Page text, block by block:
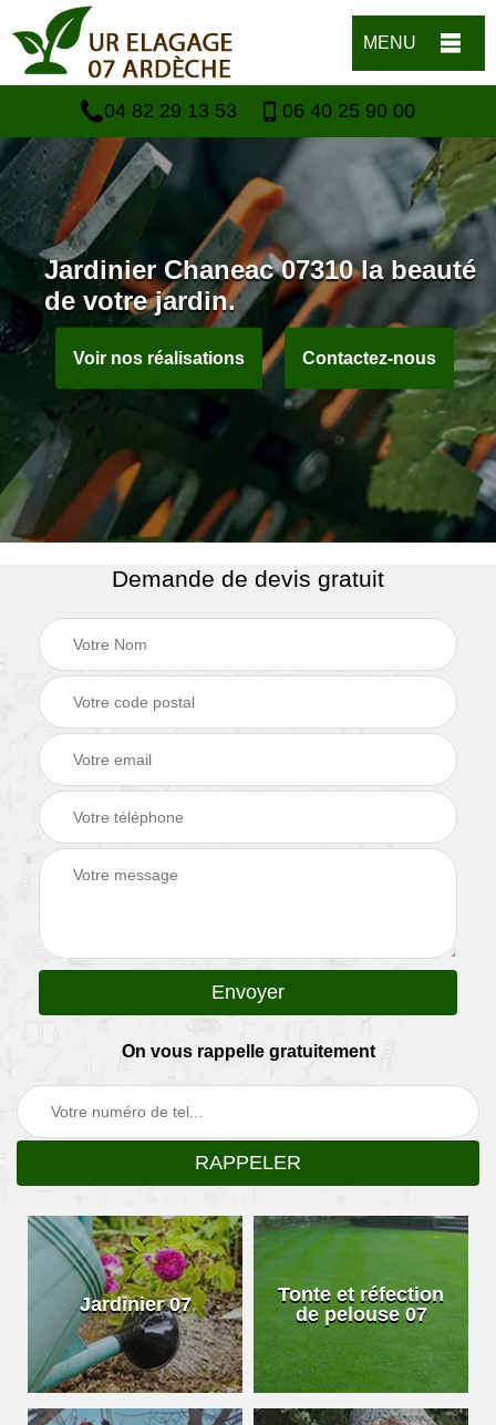
MENU
04 82 29 13 53 06 40 25 90 00
Jardinier Chaneac 07310 la beauté
de votre jardin.
Voir nos réalisations Contactez-nous
Demande de devis gratuit
On vous rappelle gratuitement
Jardinier 07
Tonte et réfection
de pelouse 07